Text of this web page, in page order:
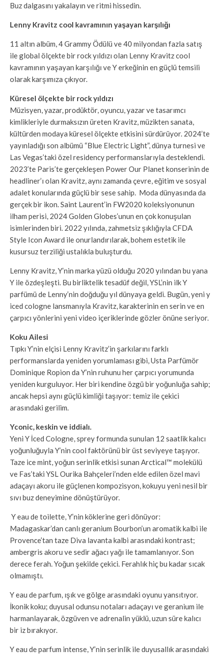
Buz dalgasını yakalayın ve ritmi hissedin.
Lenny Kravitz cool kavramının yaşayan karşılığı
11 altın albüm, 4 Grammy Ödülü ve 40 milyondan fazla satış
ile global ölçekte bir rock yıldızı olan Lenny Kravitz cool
kavramının yaşayan karşılığı ve Y erkeğinin en güçlü temsili
olarak karşımıza çıkıyor.
Küresel ölçekte bir rock yıldızı
Müzisyen, yazar, prodüktör, oyuncu, yazar ve tasarımcı
kimlikleriyle durmaksızın üreten Kravitz, müzikten sanata,
kültürden modaya küresel ölçekte etkisini sürdürüyor. 2024’te
yayınladığı son albümü “Blue Electric Light”, dünya turnesi ve
Las Vegas’taki özel residency performanslarıyla desteklendi.
2023’te Paris’te gerçekleşen Power Our Planet konserinin de
headliner’ı olan Kravitz, aynı zamanda çevre, eğitim ve sosyal
adalet konularında güçlü bir sese sahip. Moda dünyasında da
gerçek bir ikon. Saint Laurent’in FW2020 koleksiyonunun
ilham perisi, 2024 Golden Globes’unun en çok konuşulan
isimlerinden biri. 2022 yılında, zahmetsiz şıklığıyla CFDA
Style Icon Award ile onurlandırılarak, bohem estetik ile
kusursuz terziliği ustalıkla buluşturdu.
Lenny Kravitz, Y’nin marka yüzü olduğu 2020 yılından bu yana
Y ile özdeşleşti. Bu birliktelik tesadüf değil, YSL’nin ilk Y
parfümü de Lenny’nin doğduğu yıl dünyaya geldi. Bugün, yeni y
iced cologne lansmanıyla Kravitz, karakterinin en serin ve en
çarpıcı yönlerini yeni video içeriklerinde gözler önüne seriyor.
Koku Ailesi
Tıpkı Y’nin elçisi Lenny Kravitz’in şarkılarını farklı
performanslarda yeniden yorumlaması gibi, Usta Parfümör
Dominique Ropion da Y’nin ruhunu her çarpıcı yorumunda
yeniden kurguluyor. Her biri kendine özgü bir yoğunluğa sahip;
ancak hepsi aynı güçlü kimliği taşıyor: temiz ile çekici
arasındaki gerilim.
Yconic, keskin ve iddialı.
Yeni Y İced Cologne, sprey formunda sunulan 12 saatlik kalıcı
yoğunluğuyla Y’nin cool faktörünü bir üst seviyeye taşıyor.
Taze ice mint, yoğun serinlik etkisi sunan Arctical™ molekülü
ve Fas’taki YSL Ourika Bahçeleri’nden elde edilen özel mavi
adaçayı akoru ile güçlenen kompozisyon, kokuyu yeni nesil bir
sıvı buz deneyimine dönüştürüyor.
Y eau de toilette, Y’nin köklerine geri dönüyor:
Madagaskar’dan canlı geranium Bourbon’un aromatik kalbi ile
Provence’tan taze Diva lavanta kalbi arasındaki kontrast;
ambergris akoru ve sedir ağacı yağı ile tamamlanıyor. Son
derece ferah. Yoğun şekilde çekici. Ferahlık hiç bu kadar sıcak
olmamıştı.
Y eau de parfum, ışık ve gölge arasındaki oyunu yansıtıyor.
İkonik koku; duyusal odunsu notaları adaçayı ve geranium ile
harmanlayarak, özgüven ve adrenalin yüklü, uzun süre kalıcı
bir iz bırakıyor.
Y eau de parfum intense, Y’nin serinlik ile duyusallık arasındaki